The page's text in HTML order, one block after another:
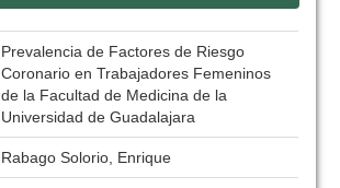
Prevalencia de Factores de Riesgo
Coronario en Trabajadores Femeninos
de la Facultad de Medicina de la
Universidad de Guadalajara
Rabago Solorio, Enrique